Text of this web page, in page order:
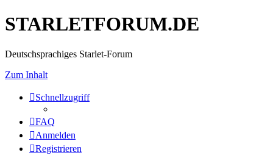
STARLETFORUM.DE
Deutschsprachiges Starlet-Forum
Zum Inhalt
Schnellzugriff
FAQ
Anmelden
Registrieren